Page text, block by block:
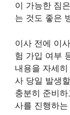
이 가능한 짐
는 것도 좋은
이사 전에 이
험 가입 여부
내용을 자세
사 당일 발생
충분히 준비
사를 진행하